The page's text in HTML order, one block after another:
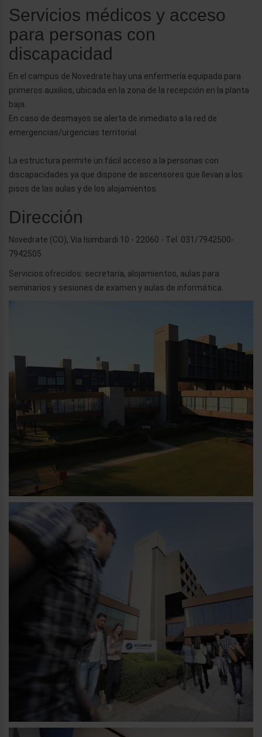
Servicios médicos y acceso
para personas con
discapacidad
En el campus de Novedrate hay una enfermería equipada para
primeros auxilios, ubicada en la zona de la recepción en la planta
baja.
En caso de desmayos se alerta de inmediato a la red de
emergencias/urgencias territorial.
La estructura permite un fácil acceso a la personas con
discapacidades ya que dispone de ascensores que llevan a los
pisos de las aulas y de los alojamientos.
Dirección
Novedrate (CO), Via Isimbardi 10 - 22060 - Tel. 031/7942500-
7942505
Servicios ofrecidos: secretaría, alojamientos, aulas para
seminarios y sesiones de examen y aulas de informática.